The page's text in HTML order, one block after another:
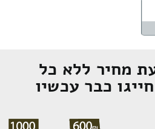
מחיר ללא כל
כבר עכשיו